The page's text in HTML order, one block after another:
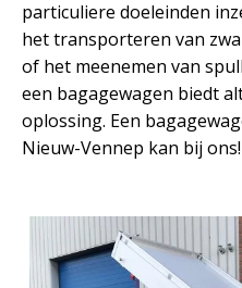
particuliere doeleinden
het transporteren van
of het meenemen van
een bagagewagen biedt
oplossing. Een
Nieuw-Vennep kan bij ons!